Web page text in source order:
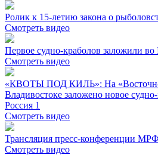
Ролик к 15-летию закона о
Смотреть видео
Первое судно-краболов заложили во
Смотреть видео
«КВОТЫ ПОД КИЛЬ»: На
Владивостоке заложено новое
Россия 1
Смотреть видео
Трансляция пресс-конференции
Смотреть видео